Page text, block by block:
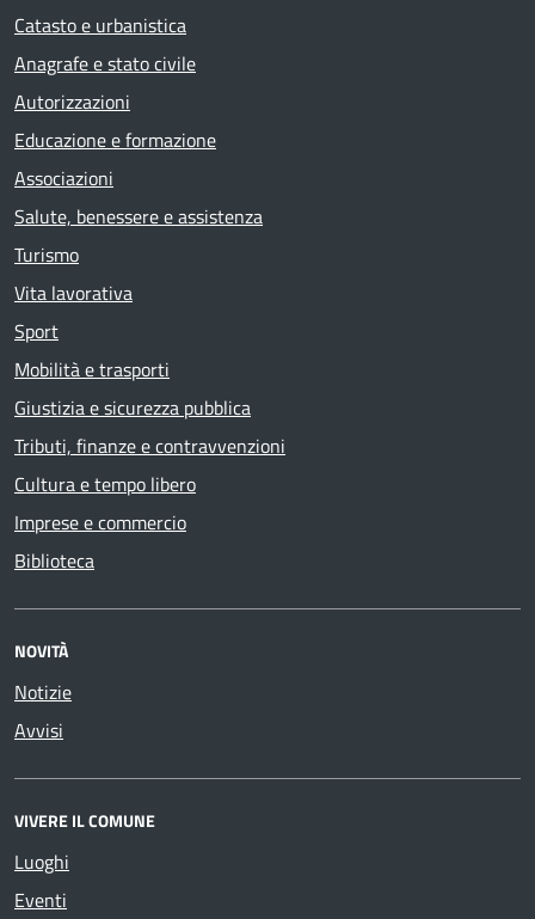
Catasto e urbanistica
Anagrafe e stato civile
Autorizzazioni
Educazione e formazione
Associazioni
Salute, benessere e assistenza
Turismo
Vita lavorativa
Sport
Mobilità e trasporti
Giustizia e sicurezza pubblica
Tributi, finanze e contravvenzioni
Cultura e tempo libero
Imprese e commercio
Biblioteca
NOVITÀ
Notizie
Avvisi
VIVERE IL COMUNE
Luoghi
Eventi